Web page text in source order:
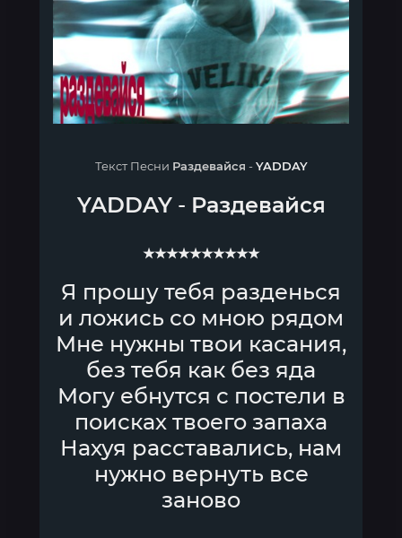
Текст Песни Раздевайся -YADDAY
YADDAY- Раздевайся
★★★★★★★★★★
Я прошу тебя разденься
и ложись со мною рядом
Мне нужны твои касания,
без тебя как без яда
Могу ебнутся с постели в
поисках твоего запаха
Нахуя расставались, нам
нужно вернуть все
заново